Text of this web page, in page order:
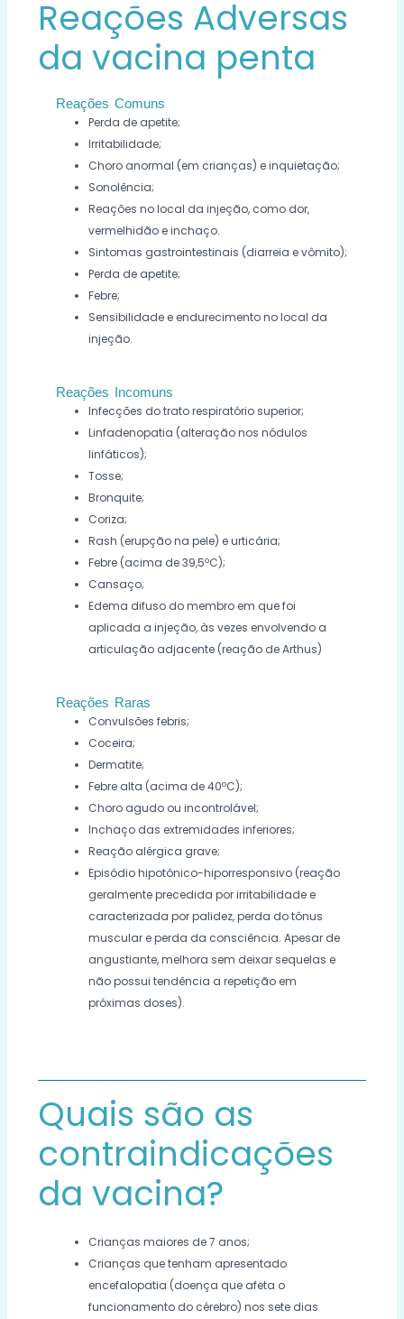
Reações Adversas
da vacina penta
Reações Comuns
Perda de apetite;
Irritabilidade;
Choro anormal (em crianças) e inquietação;
Sonolência;
Reações no local da injeção, como dor,
vermelhidão e inchaço.
Sintomas gastrointestinais (diarreia e vômito);
Perda de apetite;
Febre;
Sensibilidade e endurecimento no local da
injeção.
Reações Incomuns
Infecções do trato respiratório superior;
Linfadenopatia (alteração nos nódulos
linfáticos);
Tosse;
Bronquite;
Coriza;
Rash (erupção na pele) e urticária;
Febre (acima de 39,5ºC);
Cansaço;
Edema difuso do membro em que foi
aplicada a injeção, às vezes envolvendo a
articulação adjacente (reação de Arthus)
Reações Raras
Convulsões febris;
Coceira;
Dermatite;
Febre alta (acima de 40ºC);
Choro agudo ou incontrolável;
Inchaço das extremidades inferiores;
Reação alérgica grave;
Episódio hipotônico-hiporresponsivo (reação
geralmente precedida por irritabilidade e
caracterizada por palidez, perda do tônus
muscular e perda da consciência. Apesar de
angustiante, melhora sem deixar sequelas e
não possui tendência a repetição em
próximas doses).
Quais são as
contraindicações
da vacina?
Crianças maiores de 7 anos;
Crianças que tenham apresentado
encefalopatia (doença que afeta o
funcionamento do cérebro) nos sete dias